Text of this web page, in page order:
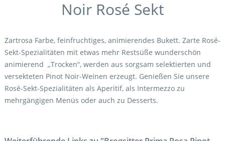
Noir Rosé Sekt
Zartrosa Farbe, feinfruchtiges, animierendes Bukett. Zarte Rosé-
Sekt-Spezialitäten mit etwas mehr Restsüße wunderschön
animierend „Trocken“, werden aus sorgsam selektierten und
versekteten Pinot Noir-Weinen erzeugt. Genießen Sie unsere
Rosé-Sekt-Spezialitäten als Aperitif, als Intermezzo zu
mehrgängigen Menüs oder auch zu Desserts.